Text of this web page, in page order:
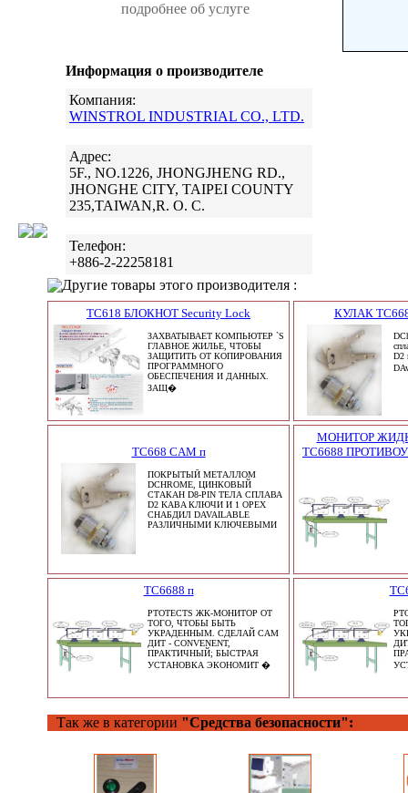
подробнее об услуге
Информация о производителе
Компания:
WINSTROL INDUSTRIAL CO., LTD.
Адрес:
5F., NO.1226, JHONGJHENG RD.,
JHONGHE CITY, TAIPEI COUNTY
235,TAIWAN,R. O. C.
Телефон:
+886-2-22258181
Другие товары этого производителя :
TC618 БЛОКНОТ Security Lock
ЗАХВАТЫВАЕТ КОМПЬЮТЕР `S
ГЛАВНОЕ ЖИЛЬЕ, ЧТОБЫ
ЗАЩИТИТЬ ОТ КОПИРОВАНИЯ
ПРОГРАММНОГО
ОБЕСПЕЧЕНИЯ И ДАННЫХ.
ЗАЩ�
КУЛАК
D2
TC668 CAM п
ПОКРЫТЫЙ МЕТАЛЛОМ
DCHROME, ЦИНКОВЫЙ
СТАКАН D8-PIN ТЕЛА СПЛАВА
D2 KABA КЛЮЧИ И 1 ОРЕХ
СНАБДИЛ DAVAILABLE
РАЗЛИЧНЫМИ КЛЮЧЕВЫМИ
МОНИТОР
TC6688
TC6688 п
PTOTECTS ЖК-МОНИТОР ОТ
ТОГО, ЧТОБЫ БЫТЬ
УКРАДЕННЫМ. СДЕЛАЙ САМ
ДИТ - CONVENENT,
ПРАКТИЧНЫЙ; БЫСТРАЯ
УСТАНОВКА ЭКОНОМИТ �
Так же в категории "Средства безопасности":